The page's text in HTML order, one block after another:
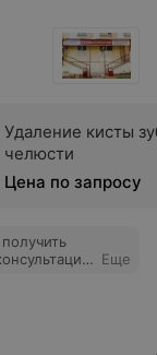
Удаление кисты
челюсти
Цена по запросу
если
на
Еще